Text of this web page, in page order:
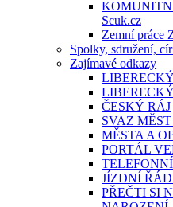
Scuk.cz
Zemní práce
Spolky, sdružení,
Zajímavé odkazy
ČESKÝ RÁJ
SVAZ
MĚSTA A
PORTÁL
JÍZDNÍ
PŘEČTI SI